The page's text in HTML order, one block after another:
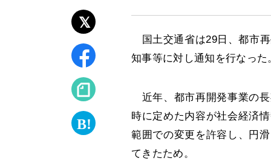
国土交通省は29日、都市
知事等に対し通知を行なった
近年、都市再開発事業の
時に定めた内容が社会経済
範囲での変更を許容し、円
てきたため。